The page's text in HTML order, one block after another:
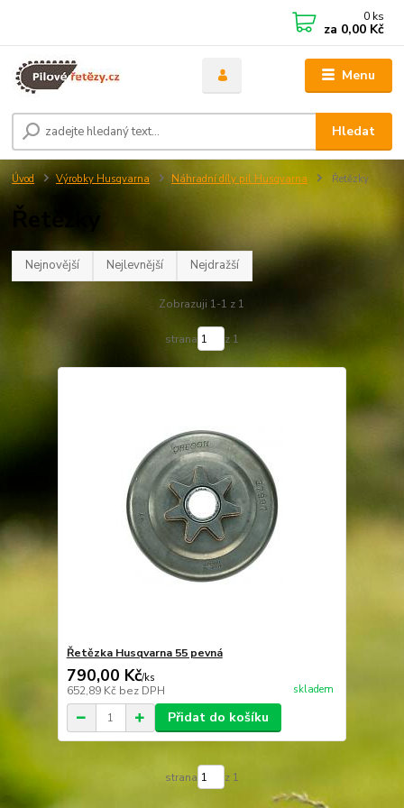
Menu
Hledat
0 ks
za 0,00 Kč
Úvod Výrobky Husqvarna Náhradní díly pil Husqvarna Řetězky
Řetězky
Nejnovější Nejlevnější Nejdražší
Zobrazuji 1-1 z 1
strana z 1
Řetězka Husqvarna 55 pevná
790,00 Kč/ks
652,89 Kč bez DPH skladem
Přidat do košíku
strana z 1